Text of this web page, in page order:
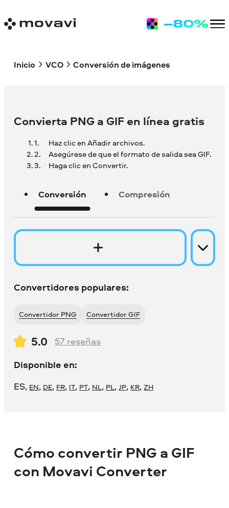
Inicio VCO Conversión de imágenes
Convierta PNG a GIF en línea gratis
Haz clic en Añadir archivos.
Asegúrese de que el formato de salida sea GIF.
Haga clic en Convertir.
Conversión Compresión
Convertidores populares:
Convertidor PNG Convertidor GIF
5.0 57 reseñas
Disponible en:
ES, EN, DE, FR, IT, PT, NL, PL,JP, KR,ZH
Cómo convertir PNG a GIF
con Movavi Converter